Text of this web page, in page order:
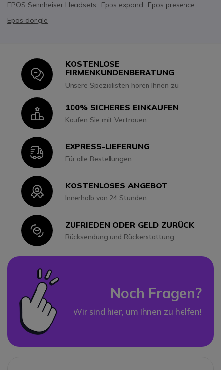
EPOS Sennheiser Headsets
Epos expand
Epos presence
Epos dongle
Icon
KOSTENLOSE
FIRMENKUNDENBERATUNG
Unsere Spezialisten hören Ihnen zu
Icon100% SICHERES EINKAUFEN
Kaufen Sie mit Vertrauen
IconEXPRESS-LIEFERUNG
Für alle Bestellungen
IconKOSTENLOSES ANGEBOT
Innerhalb von 24 Stunden
IconZUFRIEDEN ODER GELD ZURÜCK
Rücksendung und Rückerstattung
Noch Fragen?
Wir sind hier, um Ihnen zu helfen!